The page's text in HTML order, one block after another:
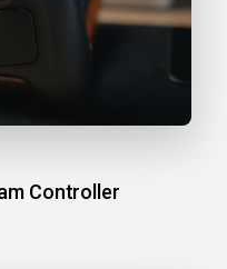
Controller